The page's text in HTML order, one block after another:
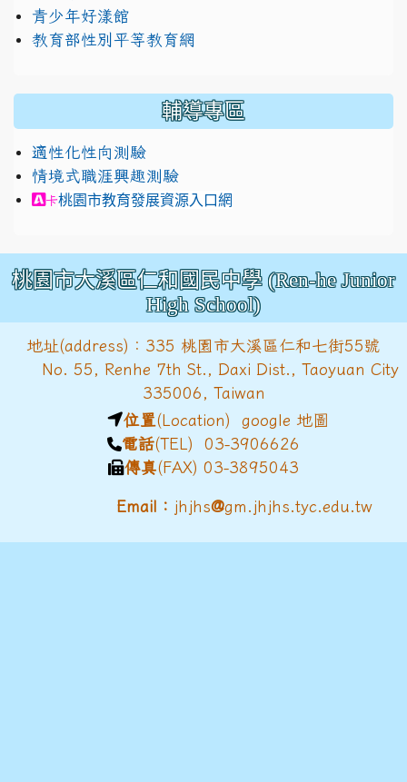
青少年好漾館
教育部性別平等教育網
輔導專區
適性化性向測驗
情境式職涯興趣測驗
link to https://exam.career.ntnu.edu.tw/cit/
卡桃園市教育發展資源入口網
桃園市大溪區仁和國民中學 (Ren-he Junior
High School)
地址(address)：335 桃園市大溪區仁和七街55號
No. 55, Renhe 7th St., Daxi Dist., Taoyuan City
335006, Taiwan
位置(Location) google 地圖
電話(TEL) 03-3906626
傳真(FAX) 03-3895043
Email： jhjhs@gm.jhjhs.tyc.edu.tw